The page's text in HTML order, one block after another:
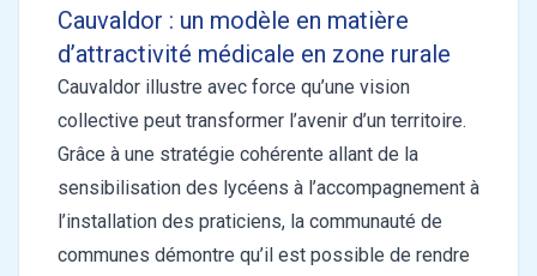
Cauvaldor : un modèle en matière
d’attractivité médicale en zone rurale
Cauvaldor illustre avec force qu’une vision
collective peut transformer l’avenir d’un territoire.
Grâce à une stratégie cohérente allant de la
sensibilisation des lycéens à l’accompagnement à
l’installation des praticiens, la communauté de
communes démontre qu’il est possible de rendre